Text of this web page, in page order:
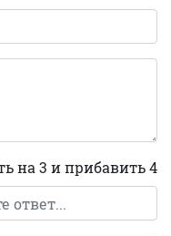
на 3 и прибавить 4